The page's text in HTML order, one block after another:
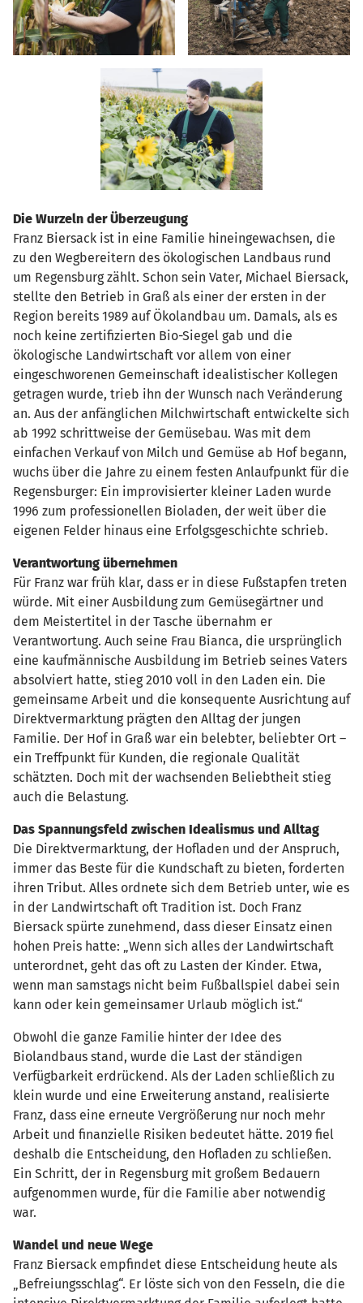
Die Wurzeln der Überzeugung
Franz Biersack ist in eine Familie hineingewachsen, die
zu den Wegbereitern des ökologischen Landbaus rund
um Regensburg zählt. Schon sein Vater, Michael Biersack,
stellte den Betrieb in Graß als einer der ersten in der
Region bereits 1989 auf Ökolandbau um. Damals, als es
noch keine zertifizierten Bio-Siegel gab und die
ökologische Landwirtschaft vor allem von einer
eingeschworenen Gemeinschaft idealistischer Kollegen
getragen wurde, trieb ihn der Wunsch nach Veränderung
an. Aus der anfänglichen Milchwirtschaft entwickelte sich
ab 1992 schrittweise der Gemüsebau. Was mit dem
einfachen Verkauf von Milch und Gemüse ab Hof begann,
wuchs über die Jahre zu einem festen Anlaufpunkt für die
Regensburger: Ein improvisierter kleiner Laden wurde
1996 zum professionellen Bioladen, der weit über die
eigenen Felder hinaus eine Erfolgsgeschichte schrieb.
Verantwortung übernehmen
Für Franz war früh klar, dass er in diese Fußstapfen treten
würde. Mit einer Ausbildung zum Gemüsegärtner und
dem Meistertitel in der Tasche übernahm er
Verantwortung. Auch seine Frau Bianca, die ursprünglich
eine kaufmännische Ausbildung im Betrieb seines Vaters
absolviert hatte, stieg 2010 voll in den Laden ein. Die
gemeinsame Arbeit und die konsequente Ausrichtung auf
Direktvermarktung prägten den Alltag der jungen
Familie. Der Hof in Graß war ein belebter, beliebter Ort –
ein Treffpunkt für Kunden, die regionale Qualität
schätzten. Doch mit der wachsenden Beliebtheit stieg
auch die Belastung.
Das Spannungsfeld zwischen Idealismus und Alltag
Die Direktvermarktung, der Hofladen und der Anspruch,
immer das Beste für die Kundschaft zu bieten, forderten
ihren Tribut. Alles ordnete sich dem Betrieb unter, wie es
in der Landwirtschaft oft Tradition ist. Doch Franz
Biersack spürte zunehmend, dass dieser Einsatz einen
hohen Preis hatte: „Wenn sich alles der Landwirtschaft
unterordnet, geht das oft zu Lasten der Kinder. Etwa,
wenn man samstags nicht beim Fußballspiel dabei sein
kann oder kein gemeinsamer Urlaub möglich ist.“
Obwohl die ganze Familie hinter der Idee des
Biolandbaus stand, wurde die Last der ständigen
Verfügbarkeit erdrückend. Als der Laden schließlich zu
klein wurde und eine Erweiterung anstand, realisierte
Franz, dass eine erneute Vergrößerung nur noch mehr
Arbeit und finanzielle Risiken bedeutet hätte. 2019 fiel
deshalb die Entscheidung, den Hofladen zu schließen.
Ein Schritt, der in Regensburg mit großem Bedauern
aufgenommen wurde, für die Familie aber notwendig
war.
Wandel und neue Wege
Franz Biersack empfindet diese Entscheidung heute als
„Befreiungsschlag“. Er löste sich von den Fesseln, die die